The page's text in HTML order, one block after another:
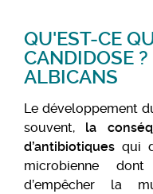
QU'EST-CE
CANDIDOSE
ALBICANS
Le développement
souvent, la
d’antibiotiques qui
microbienne
d’empêcher la